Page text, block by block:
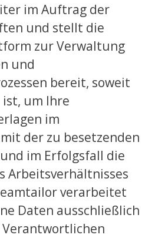
im Auftrag der
und stellt die
zur Verwaltung
und
bereit, soweit
um Ihre
im
der zu besetzenden
im Erfolgsfall die
Arbeitsverhältnisses
verarbeitet
Daten ausschließlich